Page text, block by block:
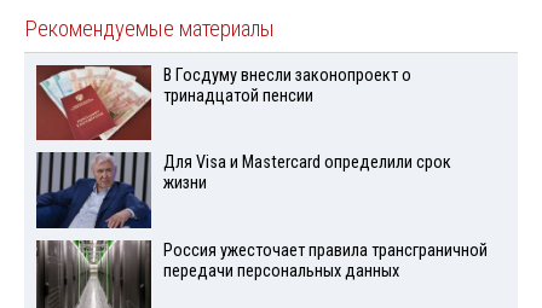
Рекомендуемые материалы
В Госдуму внесли законопроект о
тринадцатой пенсии
Для Visа и Mastercard определили срок
жизни
Россия ужесточает правила трансграничной
передачи персональных данных